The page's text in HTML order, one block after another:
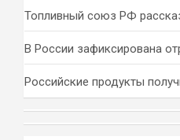
Топливный союз РФ
В России зафиксирована
Российские продукты